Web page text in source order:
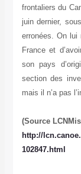
frontaliers du
juin dernier,
erronées. On lui
France et
son pays
section des
mais il n’a pas
(Source
http://
102847.html